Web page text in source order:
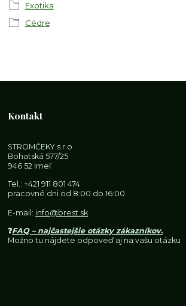
Exotika
Cédre
Kontakt
STROMČEKY s.r.o.
Bohatská 577/25
946 52 Imeľ
Tel.:+421 911 801 474
pracovné dni od 8:00 do 16:00
E-mail: info@brest.sk
❓FAQ – najčastejšie otázky zákazníkov.
Možno tu nájdete odpoveď aj na vašu otázku